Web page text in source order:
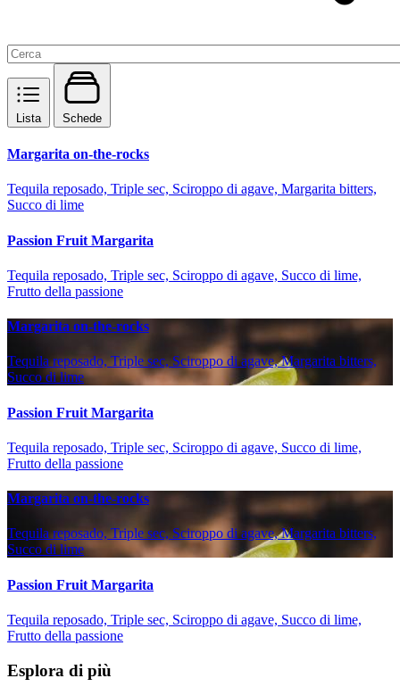
Lista Schede
Margarita on-the-rocks
Tequila reposado, Triple sec, Sciroppo di agave, Margarita bitters,
Succo di lime
Passion Fruit Margarita
Tequila reposado, Triple sec, Sciroppo di agave, Succo di lime,
Frutto della passione
Margarita on-the-rocks
Tequila reposado, Triple sec, Sciroppo di agave, Margarita bitters,
Succo di lime
Passion Fruit Margarita
Tequila reposado, Triple sec, Sciroppo di agave, Succo di lime,
Frutto della passione
Margarita on-the-rocks
Tequila reposado, Triple sec, Sciroppo di agave, Margarita bitters,
Succo di lime
Passion Fruit Margarita
Tequila reposado, Triple sec, Sciroppo di agave, Succo di lime,
Frutto della passione
Esplora di più